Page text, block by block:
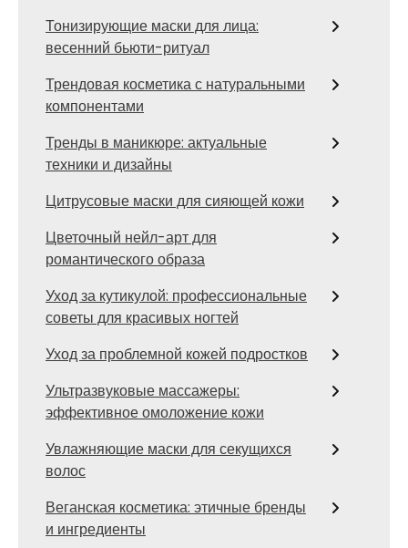
Тонизирующие маски для лица:
весенний бьюти-ритуал
Трендовая косметика с натуральными
компонентами
Тренды в маникюре: актуальные
техники и дизайны
Цитрусовые маски для сияющей кожи
Цветочный нейл-арт для
романтического образа
Уход за кутикулой: профессиональные
советы для красивых ногтей
Уход за проблемной кожей подростков
Ультразвуковые массажеры:
эффективное омоложение кожи
Увлажняющие маски для секущихся
волос
Веганская косметика: этичные бренды
и ингредиенты